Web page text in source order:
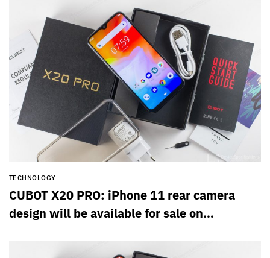
TECHNOLOGY
CUBOT X20 PRO: iPhone 11 rear camera
design will be available for sale on